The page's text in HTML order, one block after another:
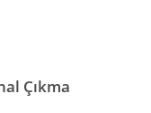
Çıkma